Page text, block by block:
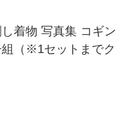
着物 写真集 コギン
組（※1セットまでク